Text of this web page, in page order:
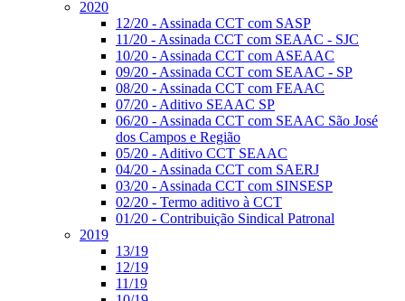
2020
12/20 - Assinada CCT com SASP
11/20 - Assinada CCT com SEAAC - SJC
10/20 - Assinada CCT com ASEAAC
09/20 - Assinada CCT com SEAAC - SP
08/20 - Assinada CCT com FEAAC
07/20 - Aditivo SEAAC SP
06/20 - Assinada CCT com SEAAC São José
dos Campos e Região
05/20 - Aditivo CCT SEAAC
04/20 - Assinada CCT com SAERJ
03/20 - Assinada CCT com SINSESP
02/20 - Termo aditivo à CCT
01/20 - Contribuição Sindical Patronal
2019
13/19
12/19
11/19